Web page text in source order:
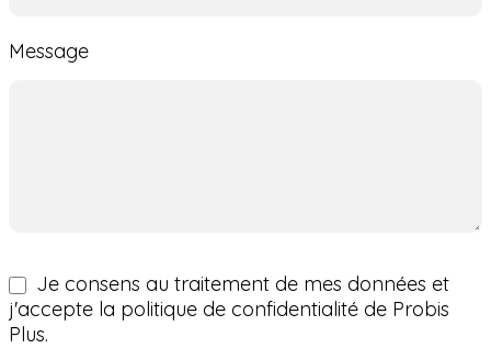
Message
Je consens au traitement de mes données et
j'accepte la politique de confidentialité de Probis
Plus.